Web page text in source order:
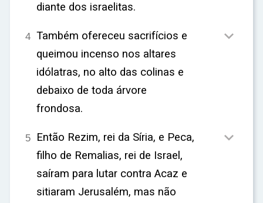
diante dos israelitas.
4 Também ofereceu sacrifícios e
queimou incenso nos altares
idólatras, no alto das colinas e
debaixo de toda árvore
frondosa.

5 Então Rezim, rei da Síria, e Peca,
filho de Remalias, rei de Israel,
saíram para lutar contra Acaz e
sitiaram Jerusalém, mas não
